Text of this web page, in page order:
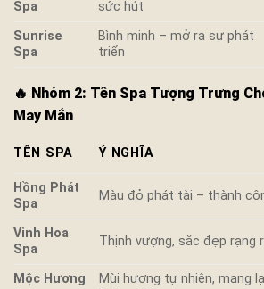
Spa
sức hút
Sunrise
Spa
Bình minh – mở ra sự phát
triển
🔥 Nhóm 2: Tên Spa Tượng Trưng
May Mắn
TÊN SPA Ý NGHĨA
Hồng Phát
Spa
Màu đỏ phát tài – thành
Vinh Hoa
Spa
Thịnh vượng, sắc đẹp rạng
Mộc Hương
Mùi hương tự nhiên, mang